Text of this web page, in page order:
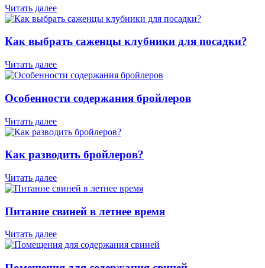
Читать далее
Как выбрать саженцы клубники для посадки?
Читать далее
Особенности содержания бройлеров
Читать далее
Как разводить бройлеров?
Читать далее
Питание свиней в летнее время
Читать далее